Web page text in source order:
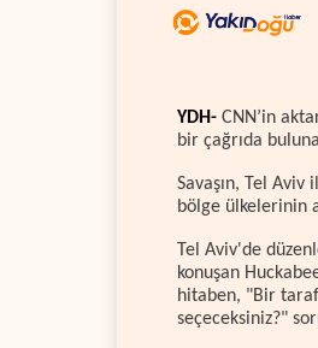
YDH- CNN’in
bir çağrıda
Savaşın, Tel
bölge ülkelerinin
Tel Aviv'de
konuşan
hitaben, "Bir
seçeceksiniz?"